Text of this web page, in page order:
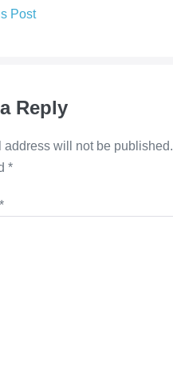
Post
Reply
address will not be published.
*
*